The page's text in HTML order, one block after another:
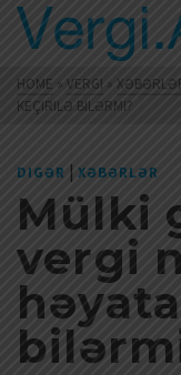
HOME » VERGI »
KEÇIRILƏ BILƏRMI?
DIGƏR | XƏBƏRLƏR
Mülki
vergi